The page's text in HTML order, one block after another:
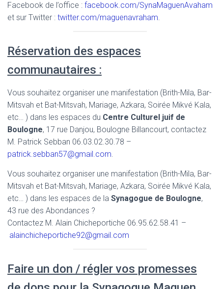
Facebook de l’office : facebook.com/SynaMaguenAvaham
et sur Twitter : twitter.com/maguenavraham.
Réservation des espaces
communautaires :
Vous souhaitez organiser une manifestation (Brith-Mila, Bar-
Mitsvah et Bat-Mitsvah, Mariage, Azkara, Soirée Mikvé Kala,
etc… ) dans les espaces du Centre Culturel juif de
Boulogne, 17 rue Danjou, Boulogne Billancourt, contactez
M. Patrick Sebban 06.03.02.30.78 –
patrick.sebban57@gmail.com.
Vous souhaitez organiser une manifestation (Brith-Mila, Bar-
Mitsvah et Bat-Mitsvah, Mariage, Azkara, Soirée Mikvé Kala,
etc… ) dans les espaces de la Synagogue de Boulogne,
43 rue des Abondances ?
Contactez M. Alain Chicheportiche 06.95.62.58.41 –
alainchicheportiche92@gmail.com
Faire un don / régler vos promesses